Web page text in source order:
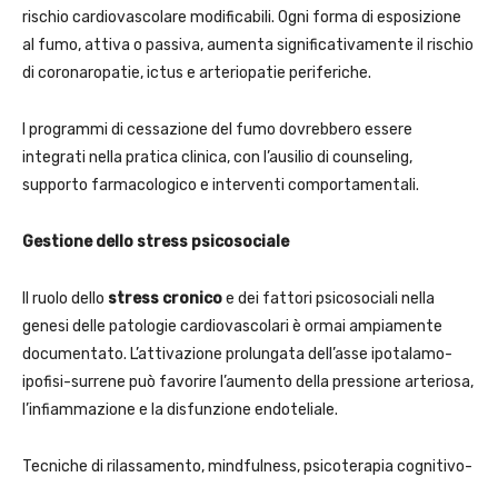
rischio cardiovascolare modificabili. Ogni forma di esposizione
al fumo, attiva o passiva, aumenta significativamente il rischio
di coronaropatie, ictus e arteriopatie periferiche.
I programmi di cessazione del fumo dovrebbero essere
integrati nella pratica clinica, con l’ausilio di counseling,
supporto farmacologico e interventi comportamentali.
Gestione dello stress psicosociale
Il ruolo dello stress cronicoe dei fattori psicosociali nella
genesi delle patologie cardiovascolari è ormai ampiamente
documentato. L’attivazione prolungata dell’asse ipotalamo-
ipofisi-surrene può favorire l’aumento della pressione arteriosa,
l’infiammazione e la disfunzione endoteliale.
Tecniche di rilassamento, mindfulness, psicoterapia cognitivo-